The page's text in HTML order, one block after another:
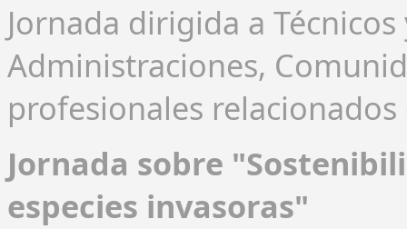
Jornada dirigida a
Administraciones,
profesionales
Jornada sobre
especies invasoras"